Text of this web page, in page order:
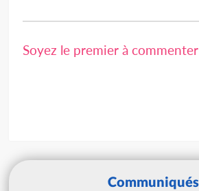
Soyez le premier à
Communiqués